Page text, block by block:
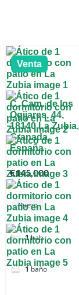
Venta
C. Cam. de los
Ogijares, 44,
18140 La Zubia,
Granada,
España
€145,000
Nuevo
1hab
1baño